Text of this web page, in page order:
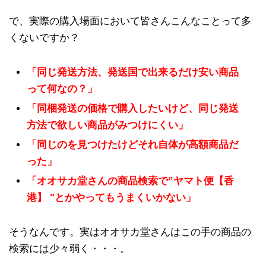
で、実際の購入場面において皆さんこんなことって多
くないですか？
「同じ発送方法、発送国で出来るだけ安い商品
って何なの？」
「同梱発送の価格で購入したいけど、同じ発送
方法で欲しい商品がみつけにくい」
「同じのを見つけたけどそれ自体が高額商品だ
った」
「オオサカ堂さんの商品検索で”ヤマト便【香
港】
"とかやってもうまくいかない」
そうなんです。実はオオサカ堂さんはこの手の商品の
検索には少々弱く・・・。